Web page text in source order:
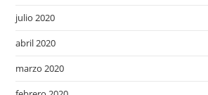
julio 2020
abril 2020
marzo 2020